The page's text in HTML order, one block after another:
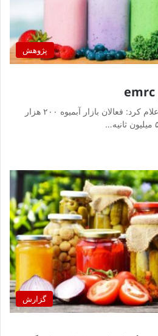
پژوهش
شرکت emrc در یک بررسی اعلام کرد: فعالان بازار آبمیوه ۲۰۰ هزار
گزارش